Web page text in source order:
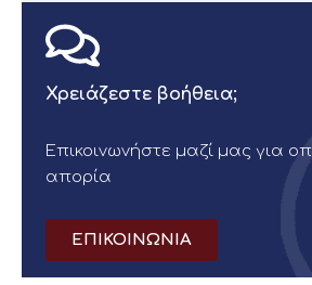
Χρειάζεστε βοήθεια;
Επικοινωνήστε μαζί μας για
απορία
ΕΠΙΚΟΙΝΩΝΙΑ